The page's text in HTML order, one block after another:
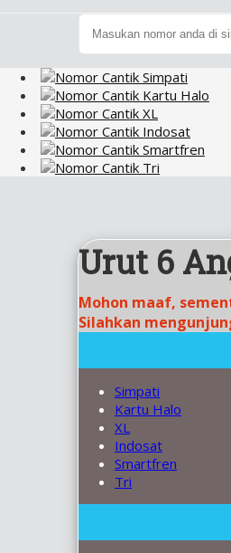
Urut 6
Mohon maaf,
Silahkan
Simpati
Kartu Halo
XL
Indosat
Smartfren
Tri